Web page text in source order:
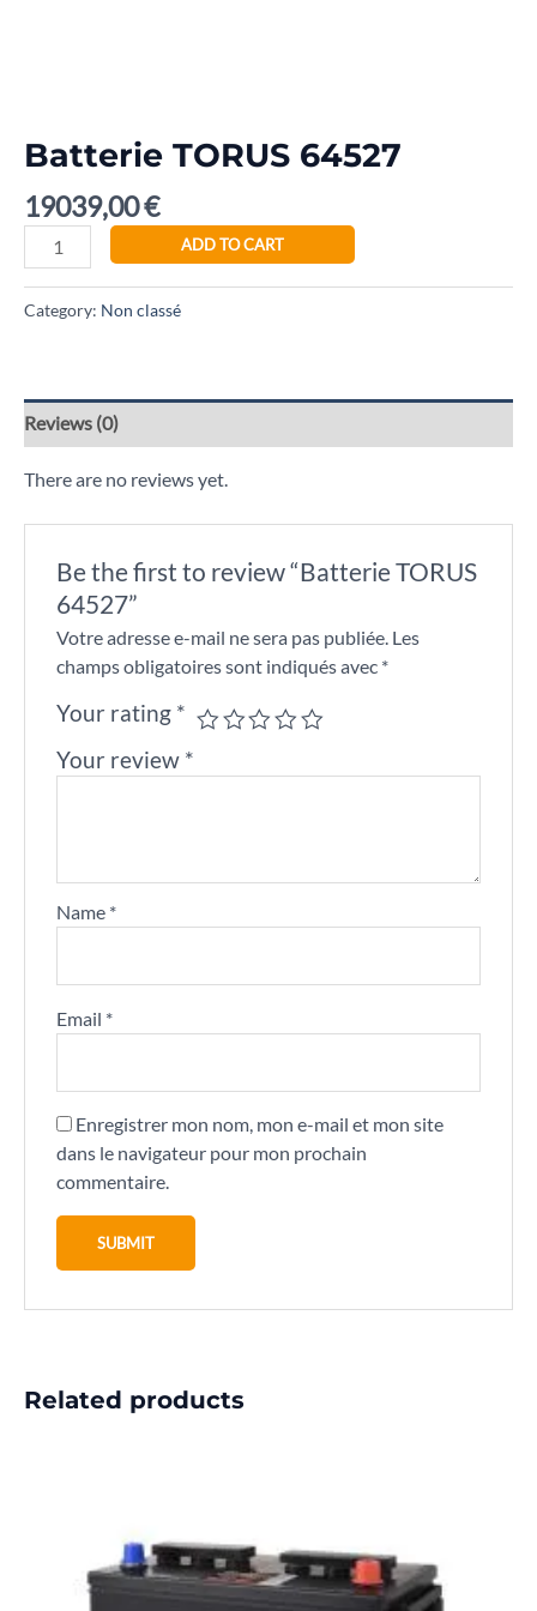
Batterie TORUS 64527
19039,00€
ADD TO CART
Category: Non classé
Reviews (0)
There are no reviews yet.
Be the first to review “Batterie TORUS
64527”
Votre adresse e-mail ne sera pas publiée. Les
champs obligatoires sont indiqués avec *
Your rating *
Your review *
Name *
Email *
Enregistrer mon nom, mon e-mail et mon site
dans le navigateur pour mon prochain
commentaire.
Related products